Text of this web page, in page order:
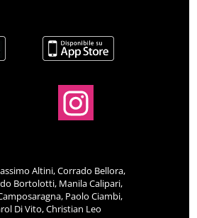
Altini, Corrado Bellora,
Bortolotti, Manila Calipari,
Paolo Ciambi,
Di Vito, Christian Leo